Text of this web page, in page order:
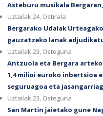
Asteburu musikala
Uztailak 24, Ostirala
Bergarako Udalak
gauzatzeko lanak
Uztailak 23, Osteguna
Antzuola eta Bergara
1,4 milioi euroko inbertsioa
seguruagoa eta
Uztailak 23, Osteguna
San Martin jaietako gune